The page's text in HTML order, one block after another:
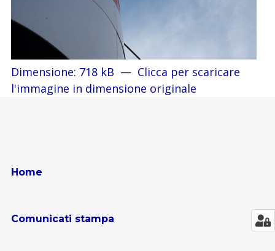
Dimensione: 718 kB — Clicca per scaricare
l'immagine in dimensione originale
Home
Comunicati stampa